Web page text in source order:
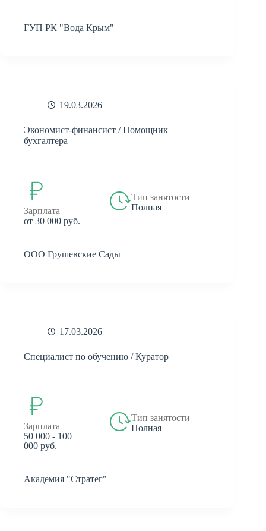
ГУП РК "Вода Крым"
19.03.2026
Экономист-финансист / Помощник
бухгалтера
Зарплата
от 30 000 руб.
Тип занятости
Полная
ООО Грушевские Сады
17.03.2026
Специалист по обучению / Куратор
Зарплата
50 000 - 100
000 руб.
Тип занятости
Полная
Академия "Стратег"